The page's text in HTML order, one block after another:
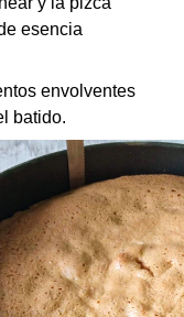
esencia
envolventes
batido.